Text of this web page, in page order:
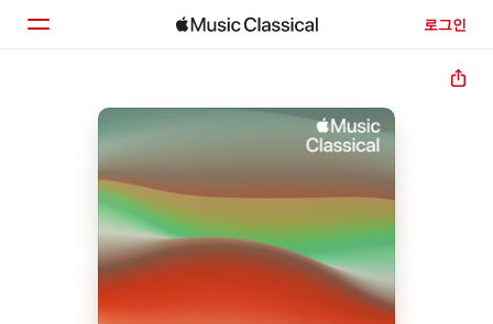
로그인
둘러보기
검색